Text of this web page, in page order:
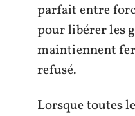
parfait entre
pour libérer les
maintiennent
refusé.
Lorsque toutes